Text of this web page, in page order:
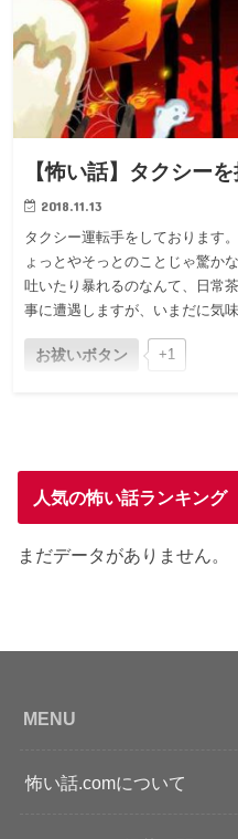
【怖い話】タクシー
2018.11.13
タクシー運転手をしております
ょっとやそっとのことじゃ驚か
吐いたり暴れるのなんて、日常
事に遭遇しますが、いまだに気
お祓いボタン +1
人気の怖い話ランキング
まだデータがありません。
MENU
怖い話.comについて